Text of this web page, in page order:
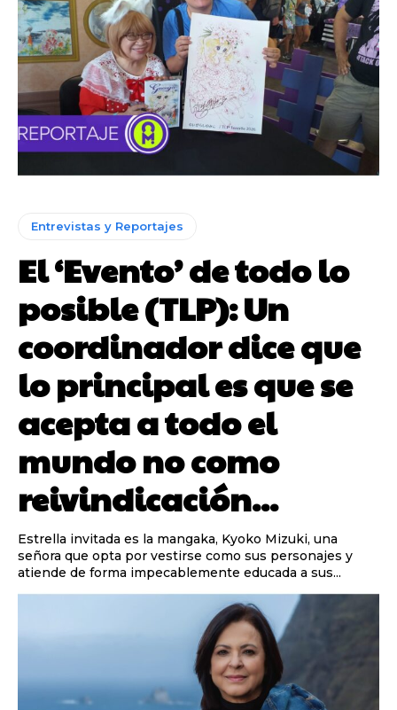
Entrevistas y Reportajes
El ‘Evento’ de todo lo
posible (TLP): Un
coordinador dice que
lo principal es que se
acepta a todo el
mundo no como
reivindicación...
Estrella invitada es la mangaka, Kyoko Mizuki, una
señora que opta por vestirse como sus personajes y
atiende de forma impecablemente educada a sus...